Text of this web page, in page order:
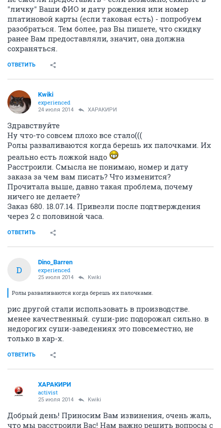
"личку" Ваши ФИО и дату рождения или номер
платиновой карты (если таковая есть) - попробуем
разобраться. Тем более, раз Вы пишете, что скидку
ранее Вам предоставляли, значит, она должна
сохраняться.
ОТВЕТИТЬ
Kwiki
experienced
24 июля 2014 ХАРАКИРИ
Здравствуйте
Ну что-то совсем плохо все стало(((
Ролы разваливаются когда берешь их палочками. Их
реально есть ложкой надо
Расстроили. Смысла не понимаю, номер и дату
заказа за чем вам писать? Что изменится?
Прочитала выше, давно такая проблема, почему
ничего не делаете?
Заказ 680. 18.07.14. Привезли после подтверждения
через 2 с половиной часа.
ОТВЕТИТЬ
D
Dino_Barren
experienced
25 июля 2014 Kwiki
Ролы разваливаются когда берешь их палочками.
рис другой стали использовать в производстве.
менее качественный. суши-рис подорожал сильно. в
недорогих суши-заведениях это повсеместно, не
только в хар-х.
ОТВЕТИТЬ
ХАРАКИРИ
activist
25 июля 2014 Kwiki
Добрый день! Приносим Вам извинения, очень жаль,
что мы расстроили Вас! Нам важно решить вопросы с